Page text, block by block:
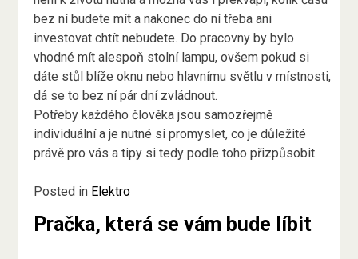
bez ní budete mít a nakonec do ní třeba ani
investovat chtít nebudete. Do pracovny by bylo
vhodné mít alespoň stolní lampu, ovšem pokud si
dáte stůl blíže oknu nebo hlavnímu světlu v místnosti,
dá se to bez ní pár dní zvládnout.
Potřeby každého člověka jsou samozřejmě
individuální a je nutné si promyslet, co je důležité
právě pro vás a tipy si tedy podle toho přizpůsobit.
Posted in Elektro
Pračka, která se vám bude líbit